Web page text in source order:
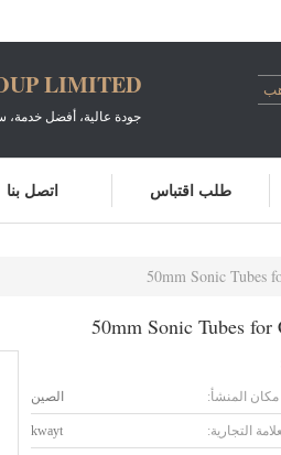
LIMITED
جودة عالية، أفضل
اتصل بنا طلب اقتباس
50mm Sonic Tubes
50mm Sonic Tubes for
مكان المنشأ: الصين
التجارية: kwayt